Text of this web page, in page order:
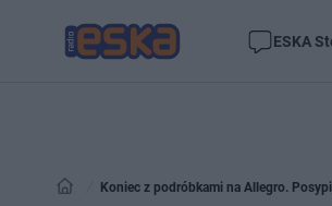
ESKA
Koniec z podróbkami na Allegro.